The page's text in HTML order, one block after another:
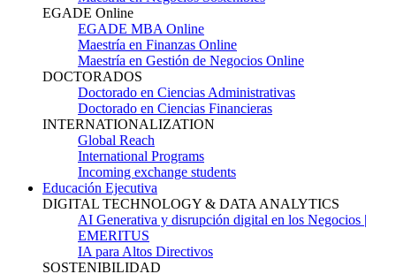
EGADE Online
EGADE MBA Online
Maestría en Finanzas Online
Maestría en Gestión de Negocios Online
DOCTORADOS
Doctorado en Ciencias Administrativas
Doctorado en Ciencias Financieras
INTERNATIONALIZATION
Global Reach
International Programs
Incoming exchange students
Educación Ejecutiva
DIGITAL TECHNOLOGY & DATA ANALYTICS
AI Generativa y disrupción digital en los Negocios |
EMERITUS
IA para Altos Directivos
SOSTENIBILIDAD